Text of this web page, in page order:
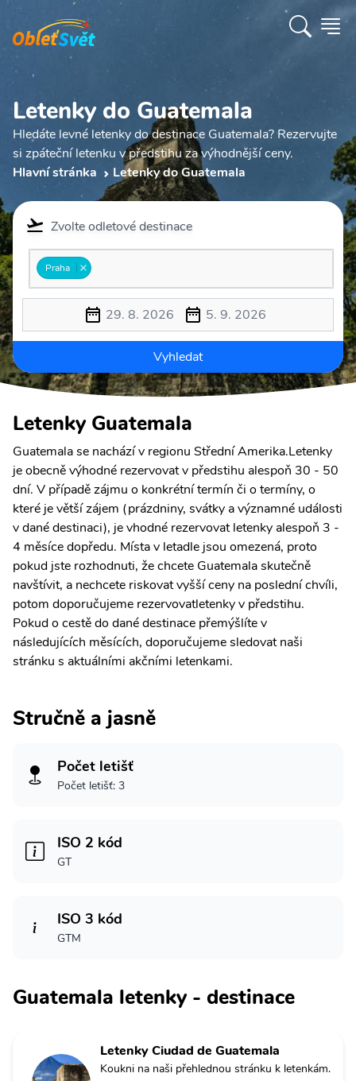
Letenky do Guatemala
Hledáte levné letenky do destinace Guatemala? Rezervujte
si zpáteční letenku v předstihu za výhodnější ceny.
Hlavní stránka
Letenky do Guatemala
Zvolte odletové destinace
Praha
29. 8. 2026 5. 9. 2026
Vyhledat
Letenky Guatemala
Guatemala se nachází v regionu Střední Amerika.Letenky
je obecně výhodné rezervovat v předstihu alespoň 30 - 50
dní. V případě zájmu o konkrétní termín či o termíny, o
které je větší zájem (prázdniny, svátky a významné události
v dané destinaci), je vhodné rezervovat letenky alespoň 3 -
4 měsíce dopředu. Místa v letadle jsou omezená, proto
pokud jste rozhodnuti, že chcete Guatemala skutečně
navštívit, a nechcete riskovat vyšší ceny na poslední chvíli,
potom doporučujeme rezervovatletenky v předstihu.
Pokud o cestě do dané destinace přemýšlíte v
následujících měsících, doporučujeme sledovat naši
stránku s aktuálními akčními letenkami.
Stručně a jasně
Počet letišť
Počet letišť: 3
ISO 2 kód
GT
ISO 3 kód
GTM
Guatemala letenky - destinace
Letenky Ciudad de Guatemala
Koukni na naši přehlednou stránku k letenkám.